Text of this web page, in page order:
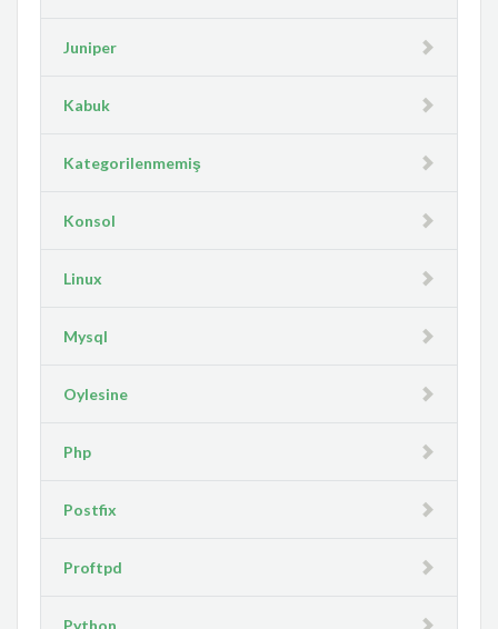
Juniper
Kabuk
Kategorilenmemiş
Konsol
Linux
Mysql
Oylesine
Php
Postfix
Proftpd
Python